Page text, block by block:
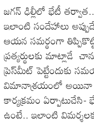
జగన్ ఢిల్లీలో భేటీ
ఇలాంటి సందేహాలు
ఆయన సమర్థంగా
ప్రత్యర్థులకు మాట్లాడే
ప్రెస్‌మీట్ పెట్టేందుకు
విమానాశ్రయంలో అయినా
కార్యక్రమం ఏర్పాటుచేసి-
ఉంటే.. ఇలాంటి